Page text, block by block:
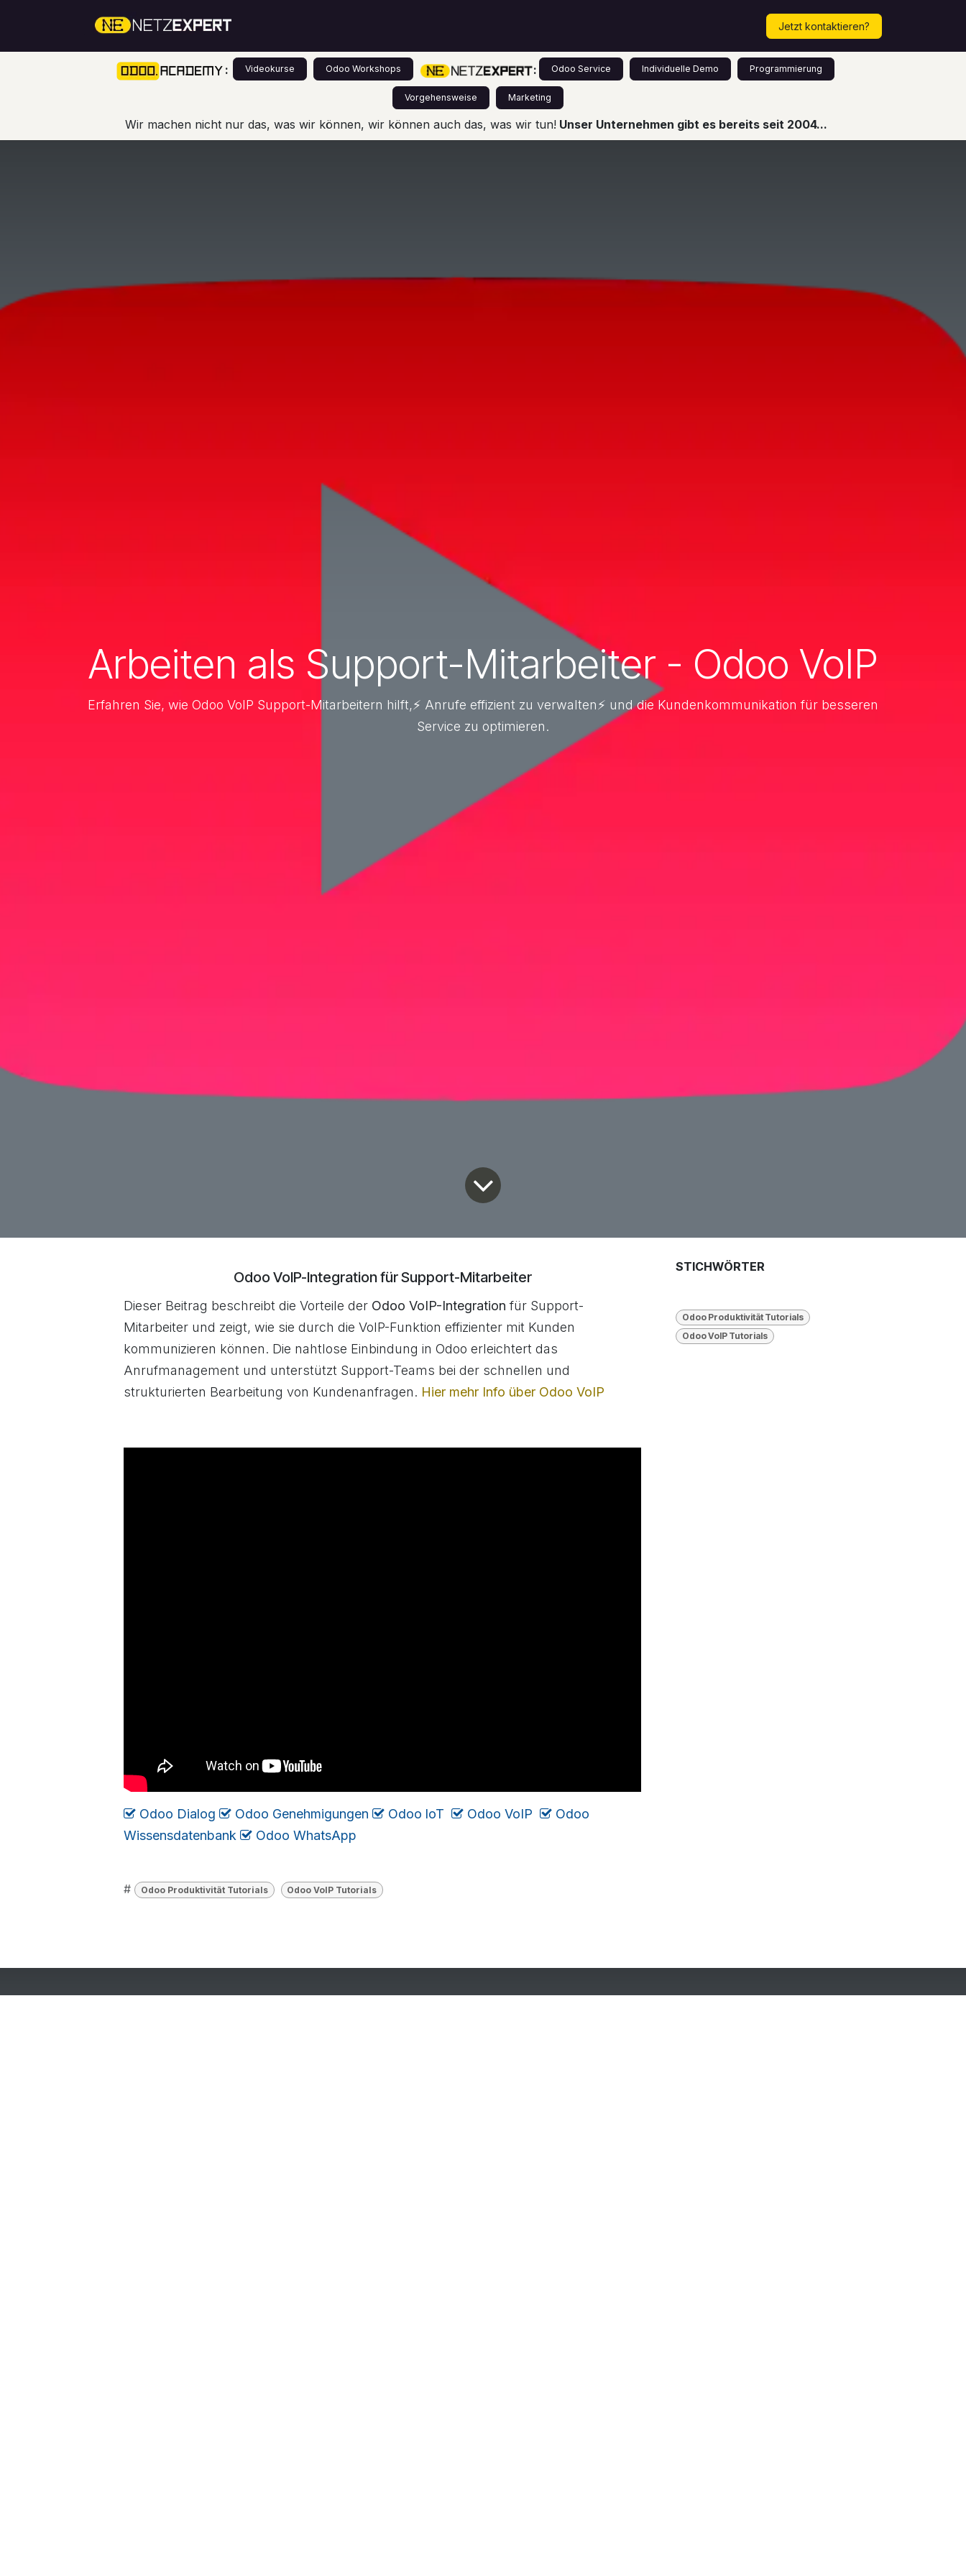
Termin vereinbaren!
Jetzt kontaktieren?
: Videokurse Odoo Workshops : Odoo Service Individuelle Demo Programmierung
Vorgehensweise Marketing
Wir machen nicht nur das, was wir können, wir können auch das, was wir tun! Unser Unternehmen gibt es bereits seit 2004...
Arbeiten als Support-Mitarbeiter - Odoo VoIP
Erfahren Sie, wie Odoo VoIP Support-Mitarbeitern hilft,⚡ Anrufe effizient zu verwalten⚡ und die Kundenkommunikation für besseren
Service zu optimieren.
Odoo VoIP-Integration für Support-Mitarbeiter
Dieser Beitrag beschreibt die Vorteile der Odoo VoIP-Integration für Support-
Mitarbeiter und zeigt, wie sie durch die VoIP-Funktion effizienter mit Kunden
kommunizieren können. Die nahtlose Einbindung in Odoo erleichtert das
Anrufmanagement und unterstützt Support-Teams bei der schnellen und
strukturierten Bearbeitung von Kundenanfragen. Hier mehr Info über Odoo VoIP
Odoo Dialog Odoo Genehmigungen Odoo loT Odoo VoIP
Odoo
Wissensdatenbank
Odoo WhatsApp
# Odoo Produktivität Tutorials Odoo VolP Tutorials
STICHWÖRTER
Odoo Produktivität Tutorials
Odoo VolP Tutorials